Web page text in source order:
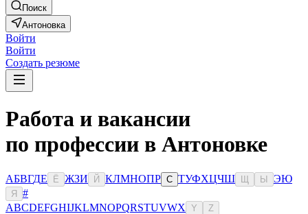
Поиск
Антоновка
Войти
Войти
Создать резюме
Работа и вакансии
по профессии в Антоновке
АБВГДЕ Ё ЖЗИ Й КЛМНОПР С ТУФХЦЧШ Ы ЭЮ
Я
#
ABCDEFGHIJKLMNOPQRSTUVWX Y Z